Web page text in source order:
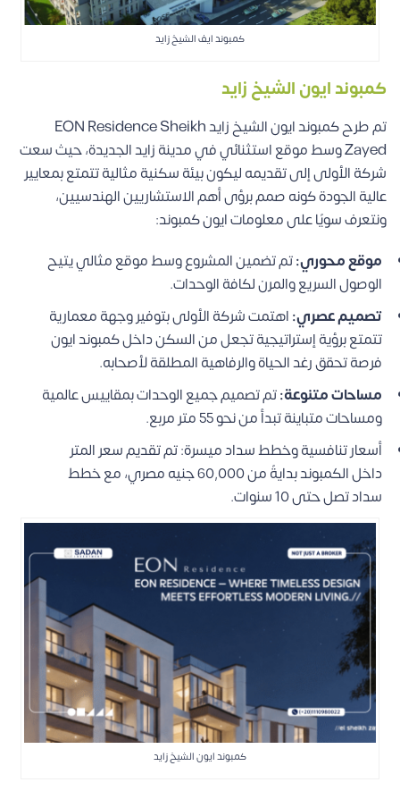
كمبوند ايف الشيخ زايد
كمبوند ايون الشيخ زايد
تم طرح كمبوند ايون الشيخ زايد EON Residence Sheikh
Zayed وسط موقع استثنائي في مدينة زايد الجديدة، حيث سعت
شركة الأولى إلى تقديمه ليكون بيئة سكنية مثالية تتمتع بمعايير
عالية الجودة كونه صمم برؤى أهم الاستشاريين الهندسيين،
ونتعرف سويًا على معلومات ايون كمبوند:
موقع محوري:تم تضمين المشروع وسط موقع مثالي يتيح
الوصول السريع والمرن لكافة الوحدات.
تصميم عصري:اهتمت شركة الأولى بتوفير وجهة معمارية
تتمتع برؤية إستراتيجية تجعل من السكن داخل كمبوند ايون
فرصة تحقق رغد الحياة والرفاهية المطلقة لأصحابه.
مساحات متنوعة:تم تصميم جميع الوحدات بمقاييس عالمية
ومساحات متباينة تبدأ من نحو 55 متر مربع.
أسعار تنافسية وخطط سداد ميسرة: تم تقديم سعر المتر
داخل الكمبوند بدايةً من 60,000 جنيه مصري، مع خطط
سداد تصل حتى 10 سنوات.
كمبوند ايون الشيخ زايد